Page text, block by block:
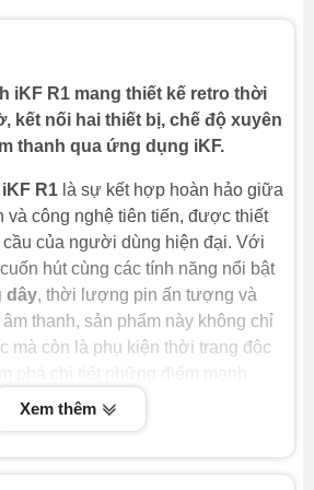
iKF R1 mang thiết kế retro thời
kết nối hai thiết bị, chế độ xuyên
thanh qua ứng dụng iKF.
iKF R1 là sự kết hợp hoàn hảo giữa
và công nghệ tiên tiến, được thiết
của người dùng hiện đại. Với
hút cùng các tính năng nổi bật
dây, thời lượng pin ấn tượng và
thanh, sản phẩm này không chỉ
mà còn là phụ kiện thời trang độc
phá chi tiết những điểm mạnh
lựa chọn lý tưởng cho mọi tín đồ
Sang Trọng với iKF R1
Xem thêm